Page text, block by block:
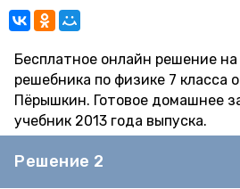
Бесплатное онлайн решение
решебника по физике 7 класса
Пёрышкин. Готовое домашнее
учебник 2013 года выпуска.
Решение 2